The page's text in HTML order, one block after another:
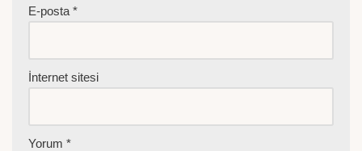
E-posta *
İnternet sitesi
Yorum *